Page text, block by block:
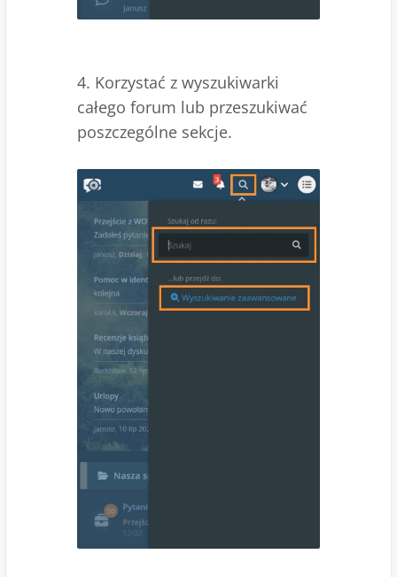
4. Korzystać z wyszukiwarki
całego forum lub przeszukiwać
poszczególne sekcje.